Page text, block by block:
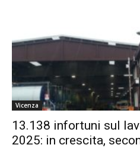
Vicenza
13.138 infortuni sul
2025: in crescita,